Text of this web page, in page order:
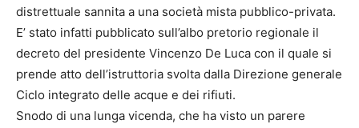
distrettuale sannita a una società mista pubblico-privata.
E’ stato infatti pubblicato sull’albo pretorio regionale il
decreto del presidente Vincenzo De Luca con il quale si
prende atto dell’istruttoria svolta dalla Direzione generale
Ciclo integrato delle acque e dei rifiuti.
Snodo di una lunga vicenda, che ha visto un parere